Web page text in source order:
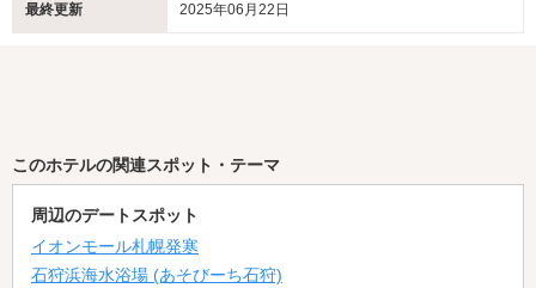
最終更新 2025年06月22日
このホテルの関連スポット・テーマ
周辺のデートスポット
イオンモール札幌発寒
石狩浜海水浴場 (あそびーち石狩)